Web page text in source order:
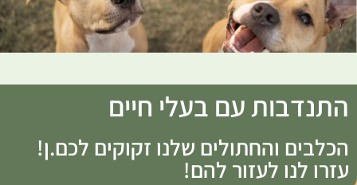
התנדבות עם בעלי חיים
הכלבים והחתולים שלנו זקוקים לכם.ן!
עזרו לנו לעזור להם!